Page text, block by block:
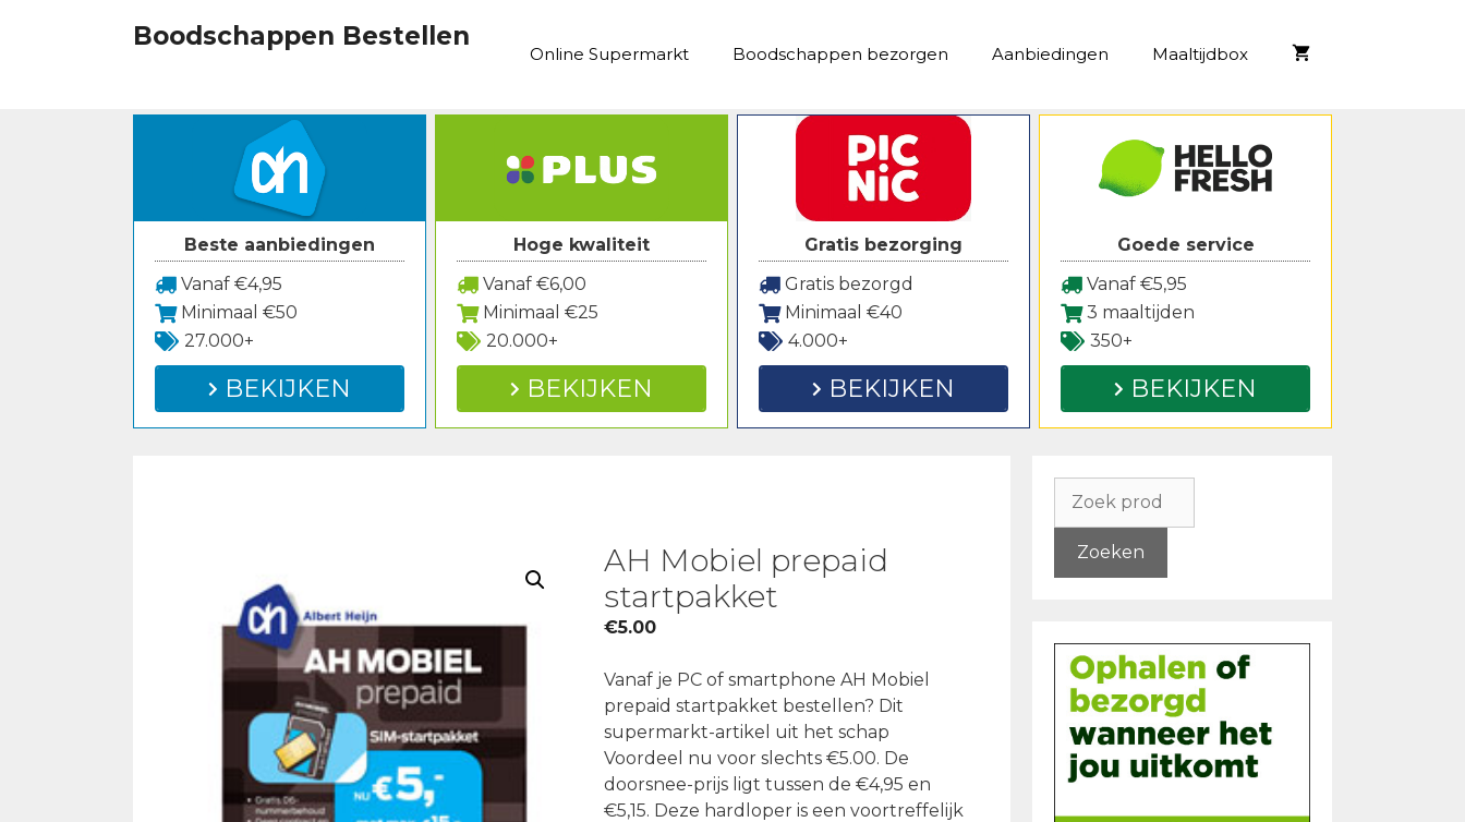
Boodschappen Bestellen
Online Supermarkt Boodschappen bezorgen Aanbiedingen Maaltijdbox
Beste aanbiedingen
Vanaf €4,95
Minimaal €50
27.000+
BEKIJKEN
Hoge kwaliteit
Vanaf €6,00
Minimaal €25
20.000+
BEKIJKEN
Gratis bezorging
Gratis bezorgd
Minimaal €40
4.000+
BEKIJKEN
Goede service
Vanaf €5,95
3 maaltijden
350+
BEKIJKEN
AH Mobiel prepaid
startpakket
€5.00
Vanaf je PC of smartphone AH Mobiel
prepaid startpakket bestellen? Dit
supermarkt-artikel uit het schap
Voordeel nu voor slechts €5.00. De
doorsnee-prijs ligt tussen de €4,95 en
€5,15. Deze hardloper is een voortreffelijk
naar:
Zoeken